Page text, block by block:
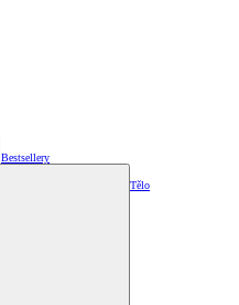
Bestsellery
Tělo